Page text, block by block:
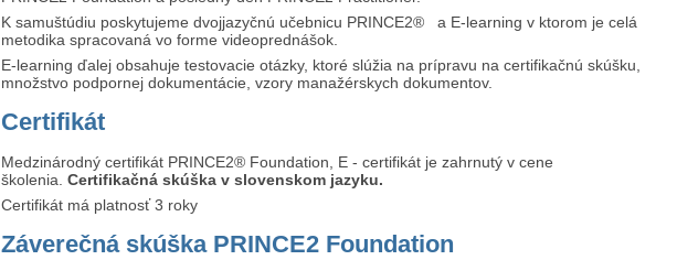
K samuštúdiu poskytujeme dvojjazyčnú učebnicu PRINCE2® a E-learning v ktorom je celá
metodika spracovaná vo forme videoprednášok.
E-learning ďalej obsahuje testovacie otázky, ktoré slúžia na prípravu na certifikačnú skúšku,
množstvo podpornej dokumentácie, vzory manažérskych dokumentov.
Certifikát
Medzinárodný certifikát PRINCE2® Foundation, E - certifikát je zahrnutý v cene
školenia. Certifikačná skúška v slovenskom jazyku.
Certifikát má platnosť 3 roky
Záverečná skúška PRINCE2 Foundation